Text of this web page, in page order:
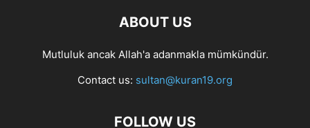
ABOUT US
Mutluluk ancak Allah'a adanmakla mümkündür.
Contact us: sultan@kuran19.org
FOLLOW US